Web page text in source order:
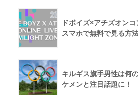
ドボイズ×アチズオンコ
スマホで無料で見る方
キルギス旗手男性は何
ケメンと注目話題に！